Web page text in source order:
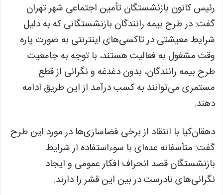
رئیس کانون بازنشستگان تأمین اجتماعی شهر تهران
گفت: در طرح بیمه رانندگان بازنشستگانی که به دلیل
شرایط معیشتی در تاکسی‌های اینترنتی به صورت پاره
وقت مشغول به فعالیت هستند، با توجه به جامعیت
طرح بیمه رانندگان، بدون دغدغه و نگرانی از قطع
مستمری می‌توانند به کسب درآمد از این طریق ادامه
دهند.
دهقان‌کیا با انتقاد از برخی فضاسازی‌ها در مورد این طرح
گفت: متأسفانه عده‌ای با سوءاستفاده از شرایط
بازنشستگان قصد انحراف افکار عمومی و ایجاد
نگرانی‌های نادرست در بین این قشر را دارند.